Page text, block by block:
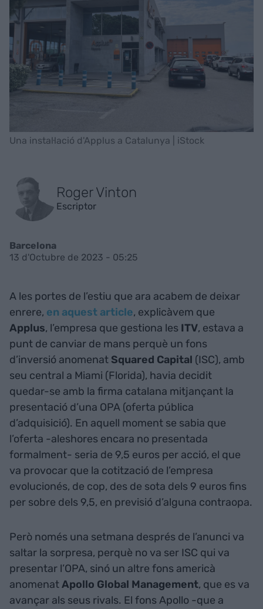
Una instal·lació d'Applus a Catalunya | iStock
Roger Vinton
Escriptor
Barcelona
13 d'Octubre de 2023 - 05:25
A les portes de l’estiu que ara acabem de deixar
enrere, en aquest article, explicàvem que
Applus, l’empresa que gestiona les ITV, estava a
punt de canviar de mans perquè un fons
d’inversió anomenat Squared Capital (ISC), amb
seu central a Miami (Florida), havia decidit
quedar-se amb la firma catalana mitjançant la
presentació d’una OPA (oferta pública
d’adquisició). En aquell moment se sabia que
l’oferta -aleshores encara no presentada
formalment- seria de 9,5 euros per acció, el que
va provocar que la cotització de l’empresa
evolucionés, de cop, des de sota dels 9 euros fins
per sobre dels 9,5, en previsió d’alguna contraopa.
Però només una setmana després de l’anunci va
saltar la sorpresa, perquè no va ser ISC qui va
presentar l’OPA, sinó un altre fons americà
anomenatApollo Global Management, que es va
avançar als seus rivals. El fons Apollo -que a